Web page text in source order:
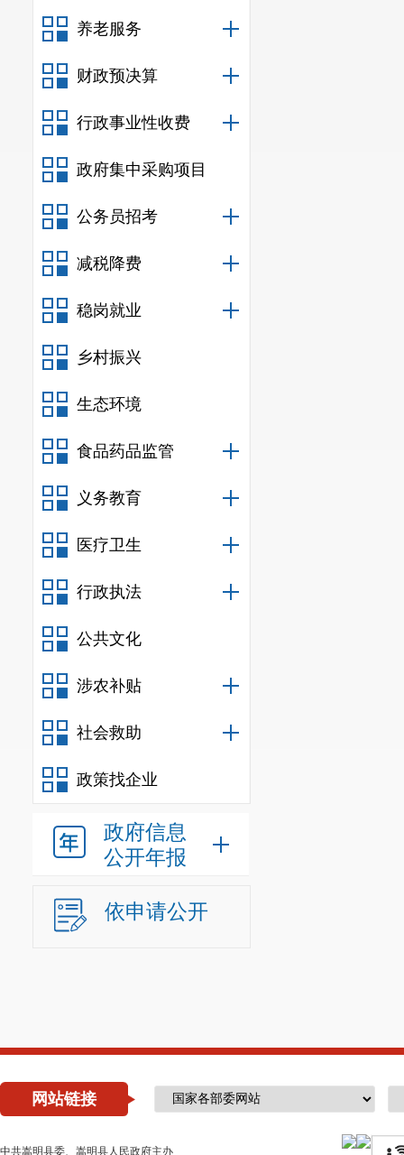
养老服务
财政预决算
行政事业性收费
政府集中采购项目
公务员招考
减税降费
稳岗就业
乡村振兴
生态环境
食品药品监管
义务教育
医疗卫生
行政执法
公共文化
涉农补贴
社会救助
政策找企业
政府信息
公开年报
依申请公开
网站链接
中共嵩明县委、嵩明县人民政府主办